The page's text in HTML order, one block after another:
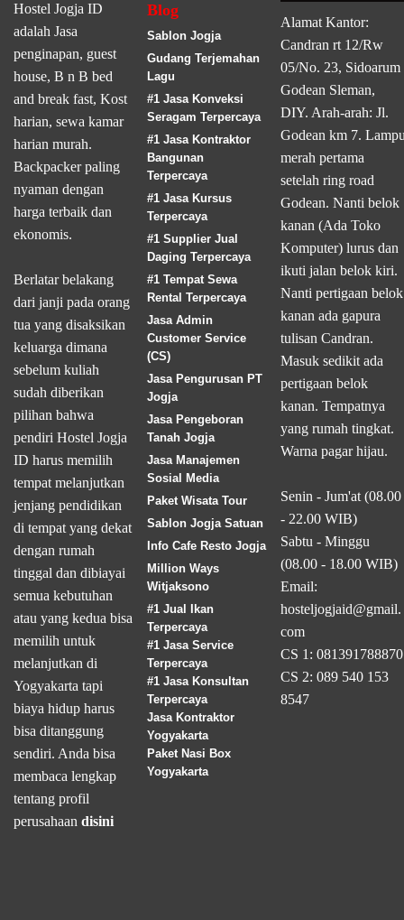
Hostel Jogja ID
adalah Jasa
penginapan, guest
house, B n B bed
and break fast, Kost
harian, sewa kamar
harian murah.
Backpacker paling
nyaman dengan
harga terbaik dan
ekonomis.
Berlatar belakang
dari janji pada orang
tua yang disaksikan
keluarga dimana
sebelum kuliah
sudah diberikan
pilihan bahwa
pendiri Hostel Jogja
ID harus memilih
tempat melanjutkan
jenjang pendidikan
di tempat yang dekat
dengan rumah
tinggal dan dibiayai
semua kebutuhan
atau yang kedua bisa
memilih untuk
melanjutkan di
Yogyakarta tapi
biaya hidup harus
bisa ditanggung
sendiri. Anda bisa
membaca lengkap
tentang profil
perusahaan disini
Blog
Sablon Jogja
Gudang Terjemahan
Lagu
#1 Jasa Konveksi
Seragam Terpercaya
#1 Jasa Kontraktor
Bangunan
Terpercaya
#1 Jasa Kursus
Terpercaya
#1 Supplier Jual
Daging Terpercaya
#1 Tempat Sewa
Rental Terpercaya
Jasa Admin
Customer Service
(CS)
Jasa Pengurusan PT
Jogja
Jasa Pengeboran
Tanah Jogja
Jasa Manajemen
Sosial Media
Paket Wisata Tour
Sablon Jogja Satuan
Info Cafe Resto Jogja
Million Ways
Witjaksono
#1 Jual Ikan
Terpercaya
#1 Jasa Service
Terpercaya
#1 Jasa Konsultan
Terpercaya
Jasa Kontraktor
Yogyakarta
Paket Nasi Box
Yogyakarta
Alamat Kantor:
Candran rt 12/Rw
05/No. 23, Sidoarum
Godean Sleman,
DIY. Arah-arah: Jl.
Godean km 7.
merah pertama
setelah ring road
Godean. Nanti belok
kanan (Ada Toko
Komputer) lurus dan
ikuti jalan belok kiri.
Nanti pertigaan belok
kanan ada gapura
tulisan Candran.
Masuk sedikit ada
pertigaan belok
kanan. Tempatnya
yang rumah tingkat.
Warna pagar hijau.
Senin - Jum'at (08.00
- 22.00 WIB)
Sabtu - Minggu
(08.00 - 18.00 WIB)
Email:
hosteljogjaid@gmail.
com
CS 1: 081391788870
CS 2: 089 540 153
8547